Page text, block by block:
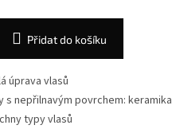
Přidat do košíku
úprava vlasů
s nepřilnavým povrchem: keramika
typy vlasů